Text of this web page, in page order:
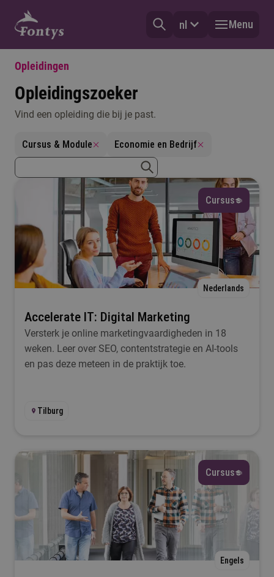
nl Menu
Vorm
Selecteer
Type
Mijn vooropleiding
Selecteer
Selecteer
Taal
Startmoment
Selecteer
Duur
Opleidingen
Opleidingszoeker
Vind een opleiding die bij je past.
Cursus & Module
Economie en Bedrijf
zoekterm
zoeken
Cursus
Nederlands
Accelerate IT: Digital Marketing
Versterk je online marketingvaardigheden in 18
weken. Leer over SEO, contentstrategie en AI-tools
en pas deze meteen in de praktijk toe.
Tilburg
Cursus
Engels